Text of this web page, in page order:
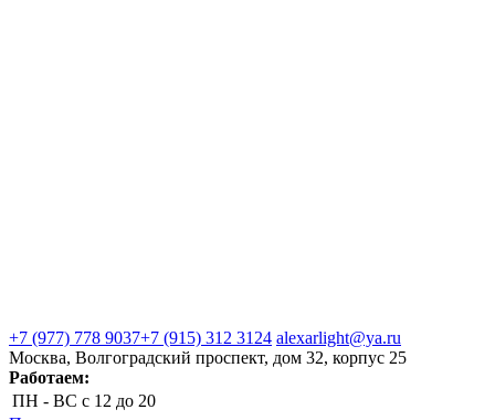
+7 (977) 778 9037+7 (915) 312 3124 alexarlight@ya.ru
Москва, Волгоградский проспект, дом 32, корпус 25
Работаем:
ПН - ВС с 12 до 20